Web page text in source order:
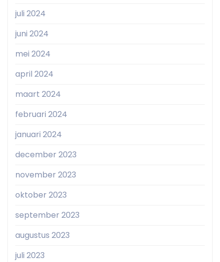
juli 2024
juni 2024
mei 2024
april 2024
maart 2024
februari 2024
januari 2024
december 2023
november 2023
oktober 2023
september 2023
augustus 2023
juli 2023